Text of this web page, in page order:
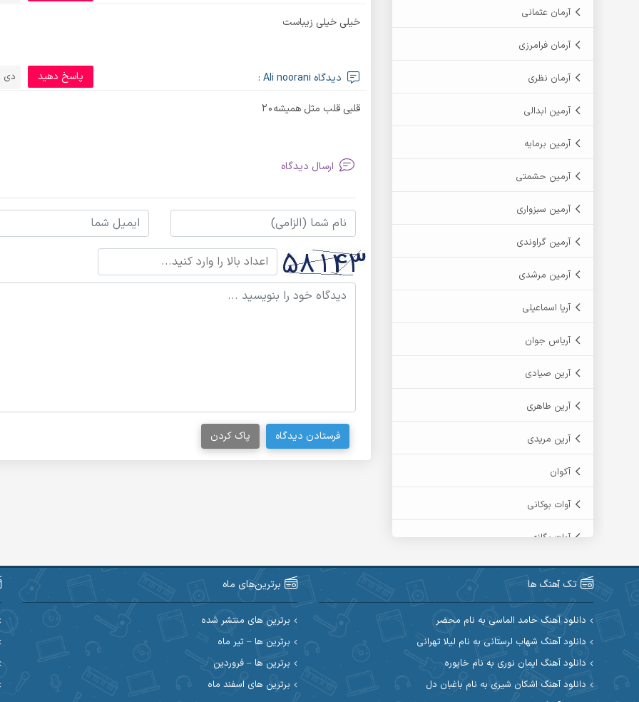
آرمان عثمانی
آرمان فرامرزی
آرمان نظری
آرمین ابدالی
آرمین برمایه
آرمین حشمتی
آرمین سبزواری
آرمین گراوندی
آرمین مرشدی
آریا اسماعیلی
آریاس جوان
آرین صیادی
آرین طاهری
آرین مریدی
آکوان
آوات بوکانی
آوات یگانه
آیت احمدنژاد
آیهان
ابراهیم شمس
ابوالحسن جاویدان
خیلی خیلی زیباست
دیدگاه Ali noorani : دی 25, 1397 پاسخ دهید
قلبی قلب مثل همیشه۲۰
ارسال دیدگاه
فرستادن دیدگاه پاک کردن
تک آهنگ ها
دانلود آهنگ حامد الماسی به نام محضر
دانلود آهنگ شهاب لرستانی به نام لیلا تهرانی
دانلود آهنگ ایمان نوری به نام خاپوره
دانلود آهنگ اشکان شیری به نام باغبان دل
برترین‌های ماه
برترین های منتشر شده
برترین ها – تیر ماه
برترین ها – فروردین
برترین های اسفند ماه